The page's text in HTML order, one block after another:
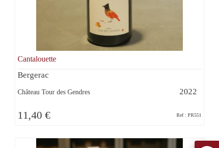
Cantalouette
Bergerac
Château Tour des Gendres 2022
11,40 € Ref : PR551